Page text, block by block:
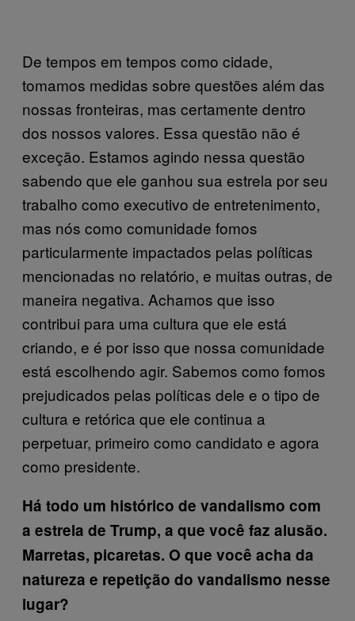
De tempos em tempos como cidade,
tomamos medidas sobre questões além das
nossas fronteiras, mas certamente dentro
dos nossos valores. Essa questão não é
exceção. Estamos agindo nessa questão
sabendo que ele ganhou sua estrela por seu
trabalho como executivo de entretenimento,
mas nós como comunidade fomos
particularmente impactados pelas políticas
mencionadas no relatório, e muitas outras, de
maneira negativa. Achamos que isso
contribui para uma cultura que ele está
criando, e é por isso que nossa comunidade
está escolhendo agir. Sabemos como fomos
prejudicados pelas políticas dele e o tipo de
cultura e retórica que ele continua a
perpetuar, primeiro como candidato e agora
como presidente.
Há todo um histórico de vandalismo com
a estrela de Trump, a que você faz alusão.
Marretas, picaretas. O que você acha da
natureza e repetição do vandalismo nesse
lugar?